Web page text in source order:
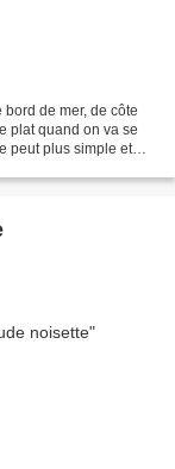
de mer, de côte
plat quand on va se
peut plus simple et